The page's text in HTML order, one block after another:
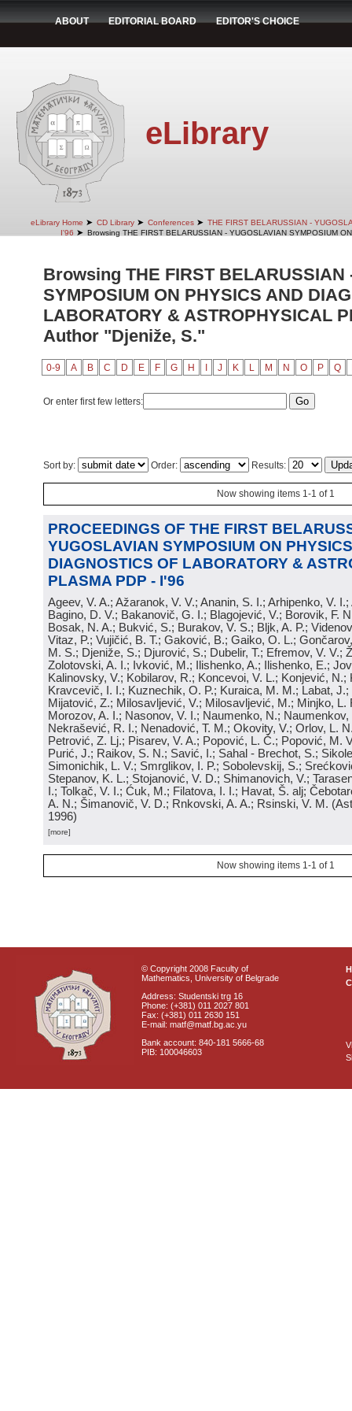
ABOUT EDITORIAL BOARD EDITOR'S CHOICE
eLibrary
eLibrary Home ➤ CD Library ➤ Conferences ➤ THE FIRST BELARUSSIAN -
I'96 ➤ Browsing THE FIRST BELARUSSIAN - YUGOSLAVIAN SYMPOSIUM
Browsing THE FIRST BELARUSSIAN
SYMPOSIUM ON PHYSICS AND
LABORATORY & ASTROPHYSICAL
Author "Djeniže, S."
0-9 A B C D E F G H J K L M N O P Q
Or enter first few letters:
Sort by: Order: Results:
Now showing items 1-1 of 1
PROCEEDINGS OF THE FIRST
YUGOSLAVIAN SYMPOSIUM ON
DIAGNOSTICS OF LABORATORY &
PLASMA PDP - I'96
Ageev, V. A.; Ažaranok, V. V.; Ananin, S. I.; Arhipenko, V.
Bagino, D. V.; Bakanovič, G. I.; Blagojević, V.; Borovik, F.
Bosak, N. A.; Bukvić, S.; Burakov, V. S.; Bljk, A. P.;
Vitaz, P.; Vujičić, B. T.; Gaković, B.; Gaiko, O. L.;
M. S.; Djeniže, S.; Djurović, S.; Dubelir, T.; Efremov, V. V.;
Zolotovski, A. I.; Ivković, M.; Ilishenko, A.; Ilishenko, E.;
Kalinovsky, V.; Kobilarov, R.; Koncevoi, V. L.; Konjević, N.;
Kravcevič, I. I.; Kuznechik, O. P.; Kuraica, M. M.; Labat,
Mijatović, Z.; Milosavljević, V.; Milosavljević, M.; Minjko, L.
Morozov, A. I.; Nasonov, V. I.; Naumenko, N.; Naumenkov,
Nekrašević, R. I.; Nenadović, T. M.; Okovity, V.; Orlov, L.
Petrović, Z. Lj.; Pisarev, V. A.; Popović, L. Č.; Popović, M.
Purić, J.; Raikov, S. N.; Savić, I.; Sahal - Brechot, S.;
Simonichik, L. V.; Smrglikov, I. P.; Sobolevskij, S.;
Stepanov, K. L.; Stojanović, V. D.; Shimanovich, V.;
I.; Tolkač, V. I.; Ćuk, M.; Filatova, I. I.; Havat, Š. alj;
A. N.; Šimanovič, V. D.; Rnkovski, A. A.; Rsinski, V. M. (
1996)
[more]
Now showing items 1-1 of 1
© Copyright 2008 Faculty of
Mathematics, University of Belgrade
Address: Studentski trg 16
Phone: (+381) 011 2027 801
Fax: (+381) 011 2630 151
E-mail: matf@matf.bg.ac.yu
Bank account: 840-181 5666-68
PIB: 100046603